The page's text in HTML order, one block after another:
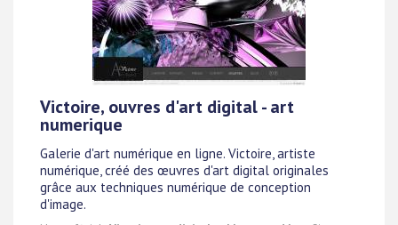
Victoire, ouvres d'art digital - art
numerique
Galerie d'art numérique en ligne. Victoire, artiste
numérique, créé des œuvres d'art digital originales
grâce aux techniques numérique de conception
d'image.